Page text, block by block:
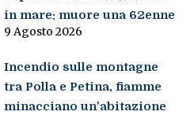
in mare: muore una 62enne
9 Agosto 2026
Incendio sulle montagne
tra Polla e Petina, fiamme
minacciano un’abitazione